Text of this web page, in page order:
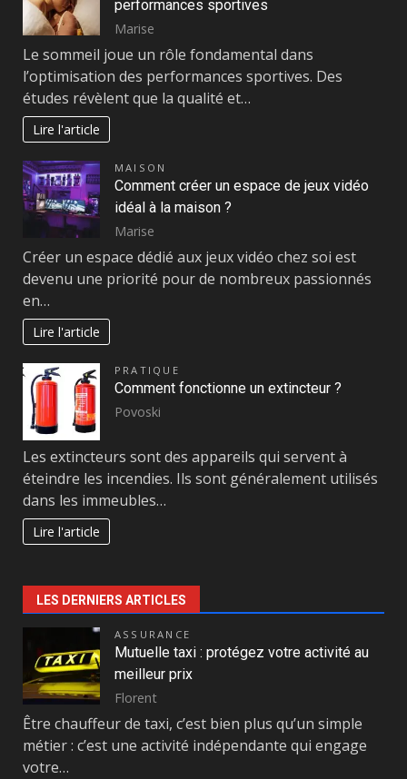
performances sportives
Marise
Le sommeil joue un rôle fondamental dans
l’optimisation des performances sportives. Des
études révèlent que la qualité et…
Lire l'article
MAISON
Comment créer un espace de jeux vidéo
idéal à la maison ?
Marise
Créer un espace dédié aux jeux vidéo chez soi est
devenu une priorité pour de nombreux passionnés
en…
Lire l'article
PRATIQUE
Comment fonctionne un extincteur ?
Povoski
Les extincteurs sont des appareils qui servent à
éteindre les incendies. Ils sont généralement utilisés
dans les immeubles…
Lire l'article
LES DERNIERS ARTICLES
ASSURANCE
Mutuelle taxi : protégez votre activité au
meilleur prix
Florent
Être chauffeur de taxi, c’est bien plus qu’un simple
métier : c’est une activité indépendante qui engage
votre…